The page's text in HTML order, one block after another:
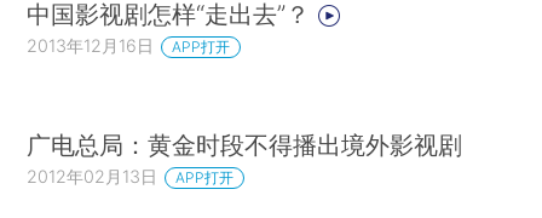
中国影视剧怎样“走出去”？
2013年12月16日 APP打开
广电总局：黄金时段不得播出境外影视剧
2012年02月13日 APP打开